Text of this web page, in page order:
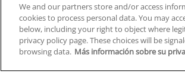
Cursos en A Coruña
Cursos en Albacete
Cursos en Alicante
We and our partners store and/or access
cookies to process personal data. You may
below, including your right to object where
privacy policy page. These choices will be
browsing data. Más información sobre su